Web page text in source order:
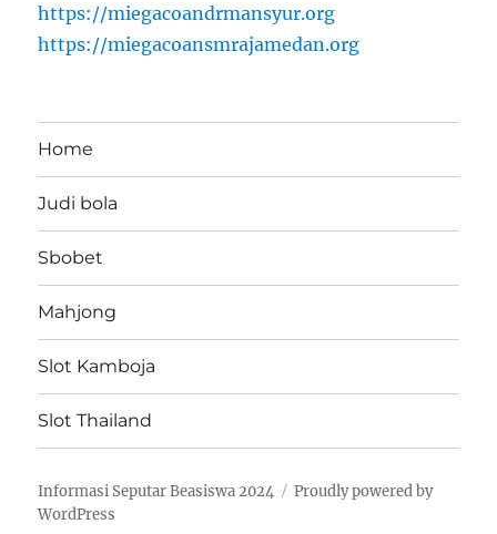
https://miegacoandrmansyur.org
https://miegacoansmrajamedan.org
Home
Judi bola
Sbobet
Mahjong
Slot Kamboja
Slot Thailand
Informasi Seputar Beasiswa 2024
Proudly powered by
WordPress